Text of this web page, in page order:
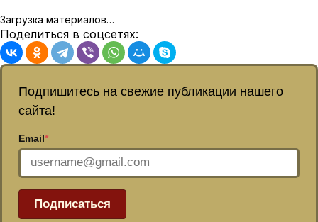
Загрузка материалов…
Поделиться в соцсетях:
Подпишитесь на свежие публикации нашего
сайта!
Email*
Подписаться